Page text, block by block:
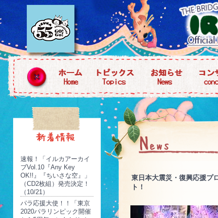
速報！「イルカアーカイ
ブVol.10『Any Key
OK!!』『ちいさな空』」
（CD2枚組）発売決定！
（10/21）
パラ応援大使！！「東京
2020パラリンピック開催
東日本大震災・復興応援プ
ト！